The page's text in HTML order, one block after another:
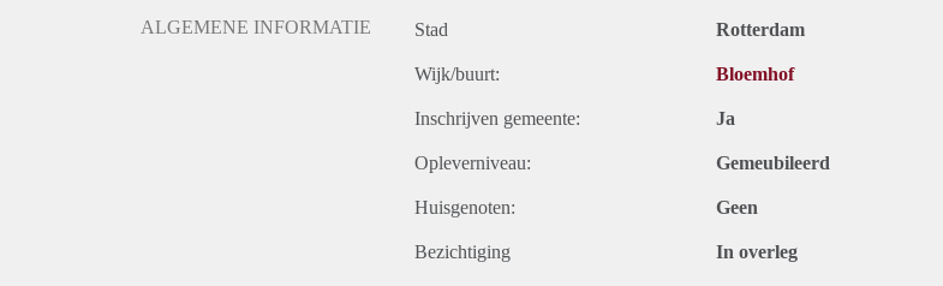
ALGEMENE INFORMATIE Stad Rotterdam
Wijk/buurt: Bloemhof
Inschrijven gemeente: Ja
Opleverniveau: Gemeubileerd
Huisgenoten: Geen
Bezichtiging In overleg